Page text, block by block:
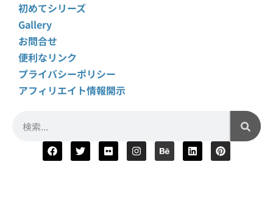
初めてシリーズ
Gallery
お問合せ
便利なリンク
プライバシーポリシー
アフィリエイト情報開示